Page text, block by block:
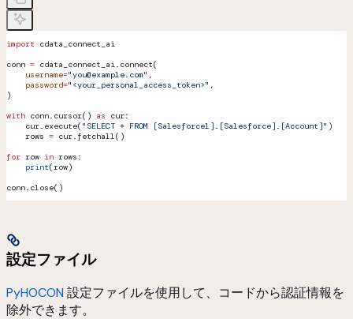
import cdata_connect_ai
conn = cdata_connect_ai.connect(
    username
="you@example.com" ,
    password
="<your_personal_access_token>" ,
)
with conn.cursor() as cur:
    cur.execute(
"SELECT * FROM [Salesforce1].[Salesforce].[Account]" )
    rows
= cur.fetchall()
for row in rows:
    print
(row)
conn.close()
設定ファイル
PyHOCON 設定ファイルを使用して、コードから認証情報を
除外できます。